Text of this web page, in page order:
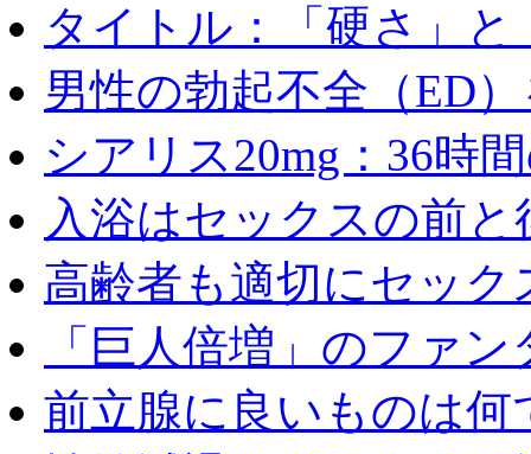
タイトル：「硬さ」と
男性の勃起不全（ED
シアリス20mg：36時
入浴はセックスの前と
高齢者も適切にセック
「巨人倍増」のファ
前立腺に良いものは何